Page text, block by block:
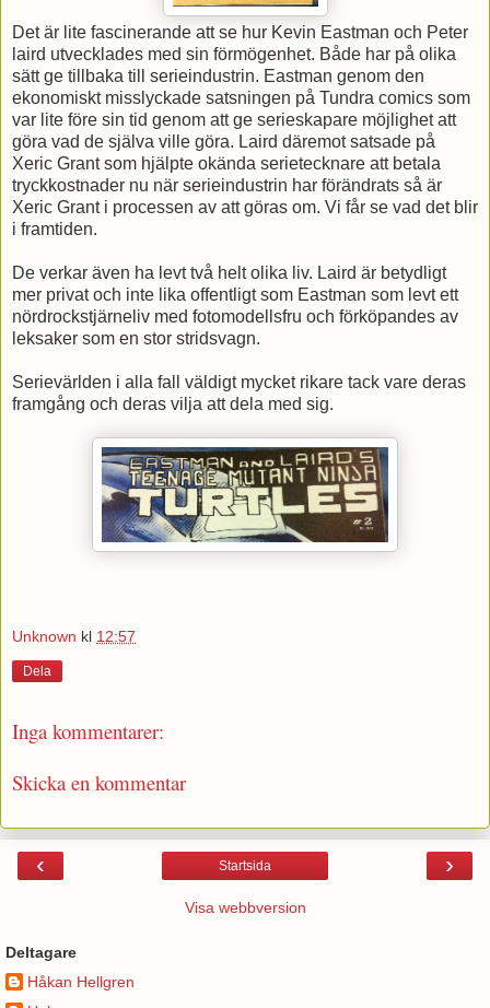
Det är lite fascinerande att se hur Kevin Eastman och Peter
laird utvecklades med sin förmögenhet. Både har på olika
sätt ge tillbaka till serieindustrin. Eastman genom den
ekonomiskt misslyckade satsningen på Tundra comics som
var lite före sin tid genom att ge serieskapare möjlighet att
göra vad de själva ville göra. Laird däremot satsade på
Xeric Grant som hjälpte okända serietecknare att betala
tryckkostnader nu när serieindustrin har förändrats så är
Xeric Grant i processen av att göras om. Vi får se vad det blir
i framtiden.
De verkar även ha levt två helt olika liv. Laird är betydligt
mer privat och inte lika offentligt som Eastman som levt ett
nördrockstjärneliv med fotomodellsfru och förköpandes av
leksaker som en stor stridsvagn.
Serievärlden i alla fall väldigt mycket rikare tack vare deras
framgång och deras vilja att dela med sig.
Unknown kl 12:57
Dela
Inga kommentarer:
Skicka en kommentar
‹ ›
Startsida
Visa webbversion
Deltagare
Håkan Hellgren